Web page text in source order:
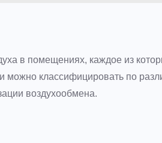
в помещениях, каждое из
можно классифицировать по
воздухообмена.